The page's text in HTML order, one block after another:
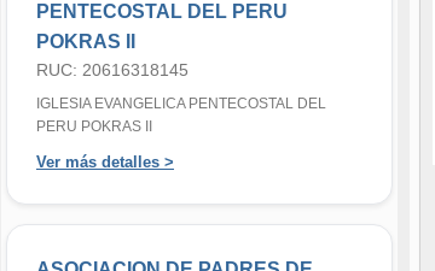
PENTECOSTAL DEL PERU
POKRAS II
RUC: 20616318145
IGLESIA EVANGELICA PENTECOSTAL DEL
PERU POKRAS II
Ver más detalles >